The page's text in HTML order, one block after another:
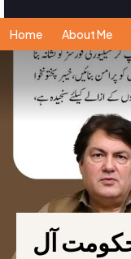
Home About Me
حکومت آل